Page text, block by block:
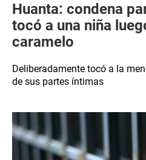
Huanta: condena
tocó a una niña
caramelo
Deliberadamente tocó a la
de sus partes íntimas